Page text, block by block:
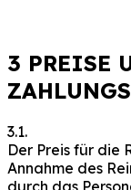
3 PREISE
3.1.
Der Preis für die
Annahme des